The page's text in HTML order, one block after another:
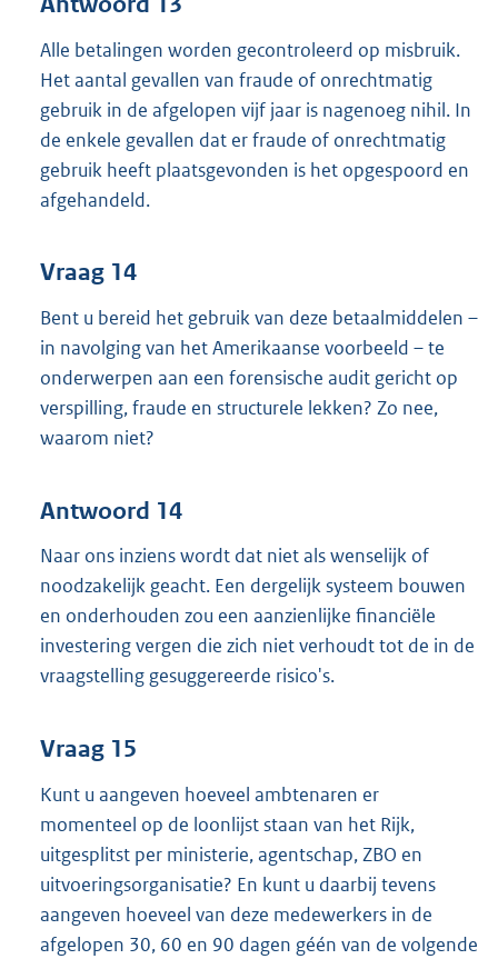
Alle betalingen worden gecontroleerd op misbruik.
Het aantal gevallen van fraude of onrechtmatig
gebruik in de afgelopen vijf jaar is nagenoeg nihil. In
de enkele gevallen dat er fraude of onrechtmatig
gebruik heeft plaatsgevonden is het opgespoord en
afgehandeld.
Vraag 14
Bent u bereid het gebruik van deze betaalmiddelen –
in navolging van het Amerikaanse voorbeeld – te
onderwerpen aan een forensische audit gericht op
verspilling, fraude en structurele lekken? Zo nee,
waarom niet?
Antwoord 14
Naar ons inziens wordt dat niet als wenselijk of
noodzakelijk geacht. Een dergelijk systeem bouwen
en onderhouden zou een aanzienlijke financiële
investering vergen die zich niet verhoudt tot de in de
vraagstelling gesuggereerde risico's.
Vraag 15
Kunt u aangeven hoeveel ambtenaren er
momenteel op de loonlijst staan van het Rijk,
uitgesplitst per ministerie, agentschap, ZBO en
uitvoeringsorganisatie? En kunt u daarbij tevens
aangeven hoeveel van deze medewerkers in de
afgelopen 30, 60 en 90 dagen géén van de volgende